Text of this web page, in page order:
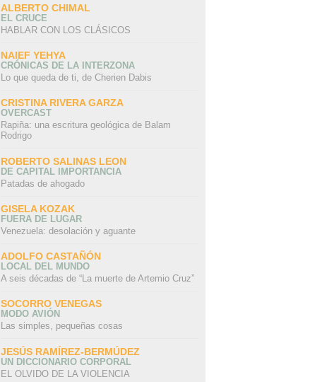
ALBERTO CHIMAL
EL CRUCE
HABLAR CON LOS CLÁSICOS
NAIEF YEHYA
CRÓNICAS DE LA INTERZONA
Lo que queda de ti, de Cherien Dabis
CRISTINA RIVERA GARZA
OVERCAST
Rapiña: una escritura geológica de Balam
Rodrigo
ROBERTO SALINAS LEON
DE CAPITAL IMPORTANCIA
Patadas de ahogado
GISELA KOZAK
FUERA DE LUGAR
Venezuela: desolación y aguante
ADOLFO CASTAÑÓN
LOCAL DEL MUNDO
A seis décadas de “La muerte de Artemio Cruz”
SOCORRO VENEGAS
MODO AVIÓN
Las simples, pequeñas cosas
JESÚS RAMÍREZ-BERMÚDEZ
UN DICCIONARIO CORPORAL
EL OLVIDO DE LA VIOLENCIA